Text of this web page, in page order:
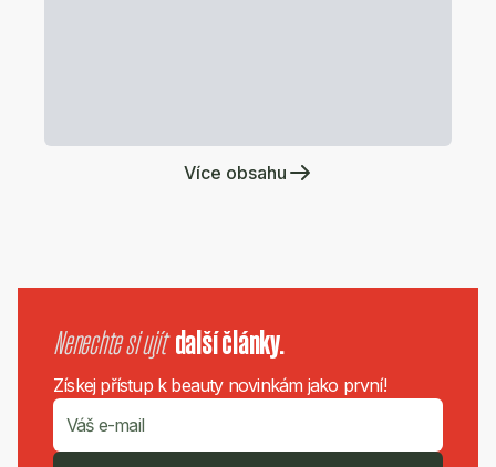
Více obsahu
Nenechte si ujít další články.
Získej přístup k beauty novinkám jako první!